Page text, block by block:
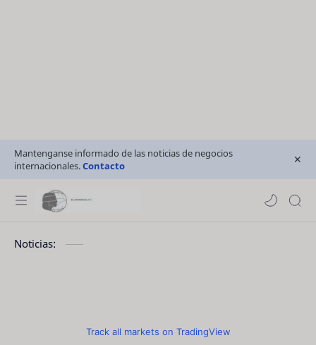
Mantenganse informado de las noticias de negocios
internacionales.Contacto
Noticias:
Track all markets on TradingView